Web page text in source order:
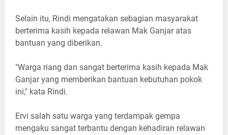
Selain itu, Rindi mengatakan sebagian masyarakat
berterima kasih kepada relawan Mak Ganjar atas
bantuan yang diberikan.
"Warga riang dan sangat berterima kasih kepada Mak
Ganjar yang memberikan bantuan kebutuhan pokok
ini," kata Rindi.
Ervi salah satu warga yang terdampak gempa
mengaku sangat terbantu dengan kehadiran relawan